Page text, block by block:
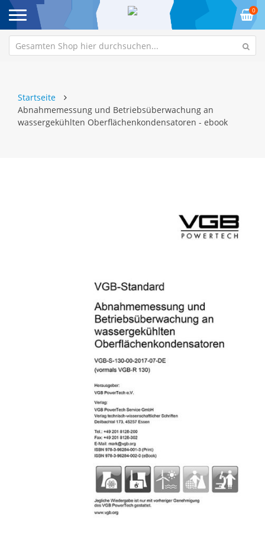
0
Startseite
Abnahmemessung und Betriebsüberwachung an
wassergekühlten Oberflächenkondensatoren - ebook